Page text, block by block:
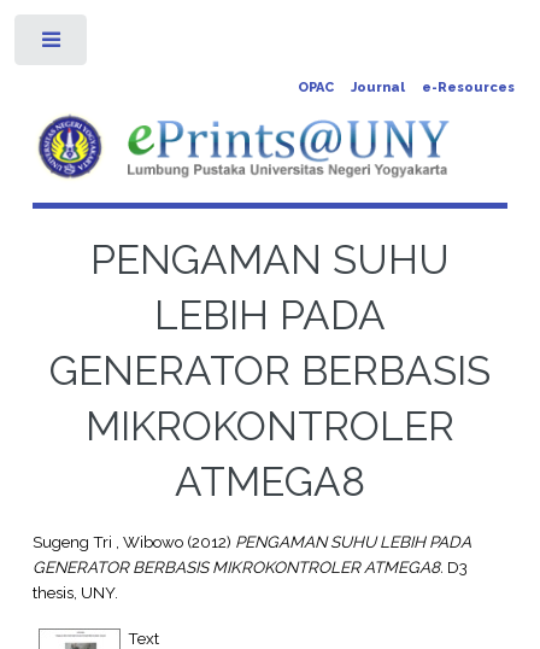
OPAC Journal e-Resources
PENGAMAN SUHU
LEBIH PADA
GENERATOR BERBASIS
MIKROKONTROLER
ATMEGA8
Sugeng Tri , Wibowo(2012) PENGAMAN SUHU LEBIH PADA
GENERATOR BERBASIS MIKROKONTROLER ATMEGA8. D3
thesis, UNY.
Text